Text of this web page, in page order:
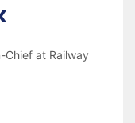
at Railway